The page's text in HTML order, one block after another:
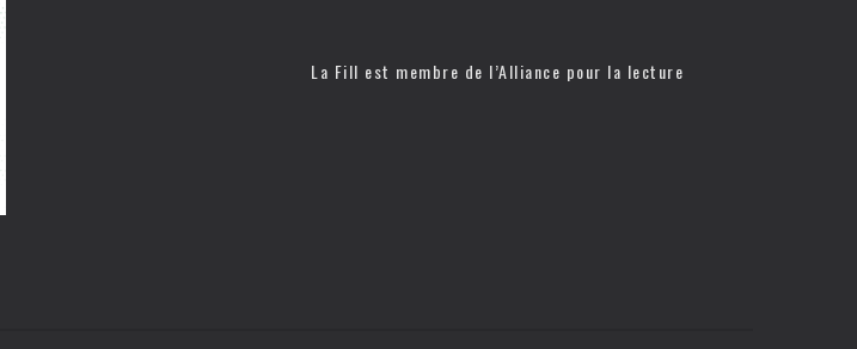
La Fill est membre de l’Alliance pour la lecture